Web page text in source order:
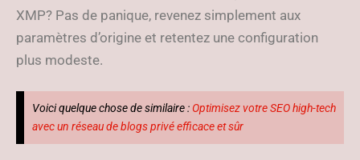
XMP? Pas de panique, revenez simplement aux
paramètres d’origine et retentez une configuration
plus modeste.
Voici quelque chose de similaire : Optimisez votre SEO high-tech
avec un réseau de blogs privé efficace et sûr